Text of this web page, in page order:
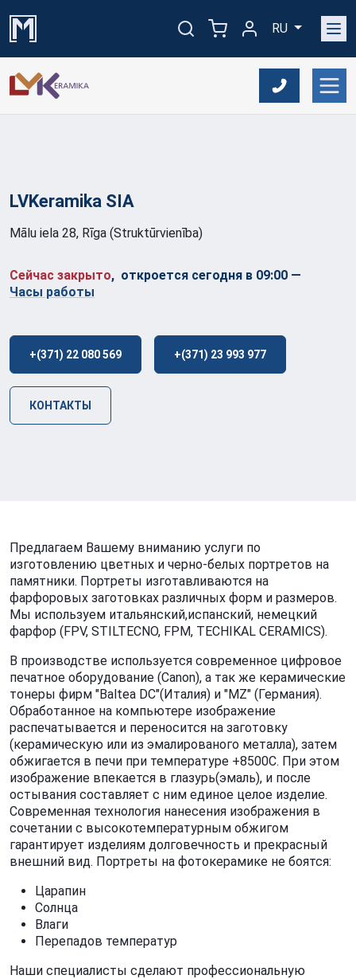
RU
LVKeramika SIA
Mālu iela 28, Rīga (Struktūrvienība)
Сейчас закрыто, откроется сегодня в 09:00 —
Часы работы
+(371) 22 080 569 +(371) 23 993 977
КОНТАКТЫ
Предлагаем Вашему вниманию услуги по
изготовлению цветных и черно-белых портретов на
памятники. Портреты изготавливаются на
фарфоровых заготовках различных форм и размеров.
Мы используем итальянский,испанский, немецкий
фарфор (FPV, STILTECNO, FPM, TECHIKAL CERAMICS).
В производстве используется современное цифровое
печатное оборудование (Canon), а так же керамические
тонеры фирм "Baltea DC"(Италия) и "MZ" (Германия).
Обработанное на компьютере изображение
распечатывается и переносится на заготовку
(керамическую или из эмалированого металла), затем
обжигается в печи при температуре +8500С. При этом
изображение впекается в глазурь(эмаль), и после
остывания составляет с ним единое целое изделие.
Современная технология нанесения изображения в
сочетании с высокотемпературным обжигом
гарантирует изделиям долговечность и прекрасный
внешний вид. Портреты на фотокерамике не боятся:
Царапин
Солнца
Влаги
Перепадов температур
Наши специалисты сделают профессиональную